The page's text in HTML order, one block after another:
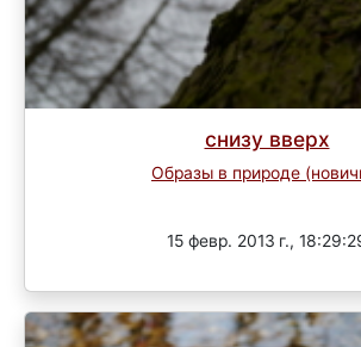
снизу вверх
Образы в природе
15 февр. 2013 г.,